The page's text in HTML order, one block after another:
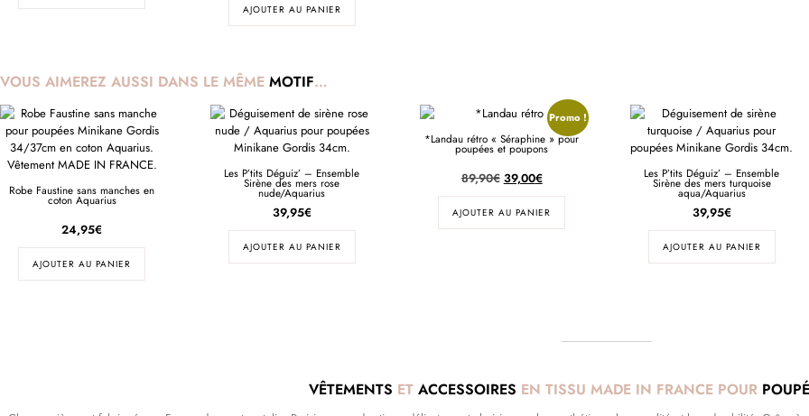
AJOUTER AU PANIER
VOUS AIMEREZ AUSSI DANS LE MÊME MOTIF…
Robe Faustine sans manches en
coton Aquarius
24,95€
AJOUTER AU PANIER
Les P’tits Déguiz’ – Ensemble
Sirène des mers rose
nude/Aquarius
39,95€
AJOUTER AU PANIER
Promo !
*Landau rétro « Séraphine » pour
poupées et poupons
89,90€ 39,00€
AJOUTER AU PANIER
Les P’tits Déguiz’ – Ensemble
Sirène des mers turquoise
aqua/Aquarius
39,95€
AJOUTER AU PANIER
VÊTEMENTS ET ACCESSOIRES EN TISSU MADE IN FRANCE POUR